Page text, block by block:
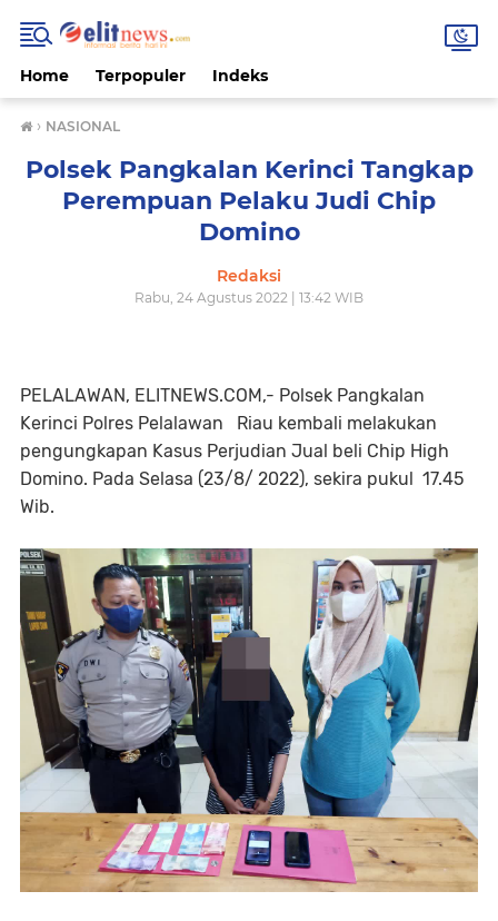
Home Terpopuler Indeks
› NASIONAL
Polsek Pangkalan Kerinci Tangkap
Perempuan Pelaku Judi Chip
Domino
Redaksi
Rabu, 24 Agustus 2022 | 13:42 WIB
PELALAWAN, ELITNEWS.COM,- Polsek Pangkalan
Kerinci Polres Pelalawan Riau kembali melakukan
pengungkapan Kasus Perjudian Jual beli Chip High
Domino. Pada Selasa (23/8/ 2022), sekira pukul 17.45
Wib.